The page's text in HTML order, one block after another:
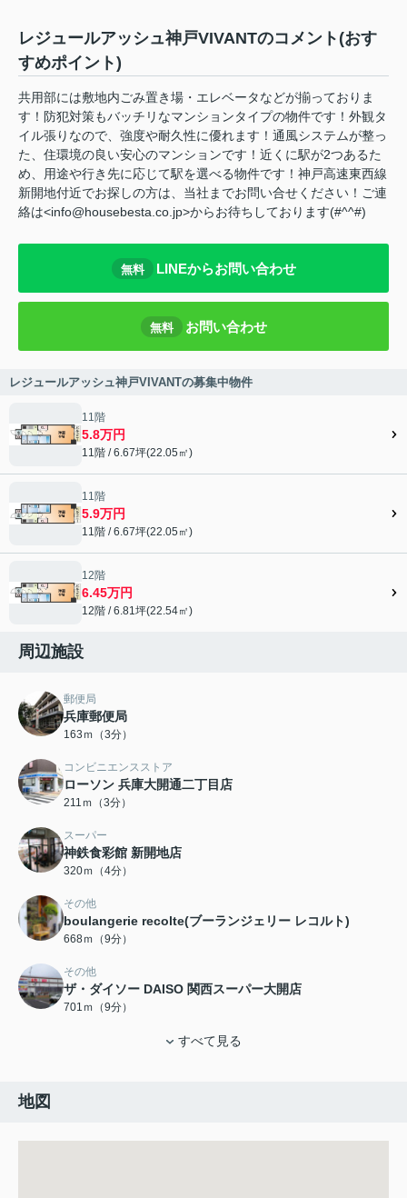
レジュールアッシュ神戸VIVANTのコメント(おす
すめポイント)
共用部には敷地内ごみ置き場・エレベータなどが揃っておりま
す！防犯対策もバッチリなマンションタイプの物件です！外観タ
イル張りなので、強度や耐久性に優れます！通風システムが整っ
た、住環境の良い安心のマンションです！近くに駅が2つあるた
め、用途や行き先に応じて駅を選べる物件です！神戸高速東西線
新開地付近でお探しの方は、当社までお問い合せください！ご連
絡は<info@housebesta.co.jp>からお待ちしております(#^^#)
無料 LINEからお問い合わせ
無料 お問い合わせ
レジュールアッシュ神戸VIVANTの募集中物件
11階
5.8万円
11階 / 6.67坪(22.05㎡)
11階
5.9万円
11階 / 6.67坪(22.05㎡)
12階
6.45万円
12階 / 6.81坪(22.54㎡)
周辺施設
郵便局
兵庫郵便局
163ｍ（3分）
コンビニエンスストア
ローソン 兵庫大開通二丁目店
211ｍ（3分）
スーパー
神鉄食彩館 新開地店
320ｍ（4分）
その他
boulangerie recolte(ブーランジェリー レコルト)
668ｍ（9分）
その他
ザ・ダイソー DAISO 関西スーパー大開店
701ｍ（9分）
すべて見る
地図